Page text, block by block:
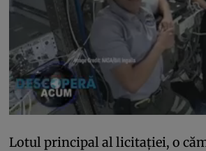
Lotul principal al licitaţiei, o